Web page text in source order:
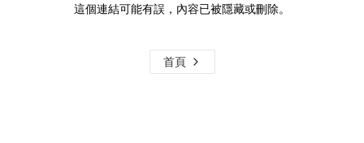
這個連結可能有誤，內容已被隱藏或刪除。
首頁